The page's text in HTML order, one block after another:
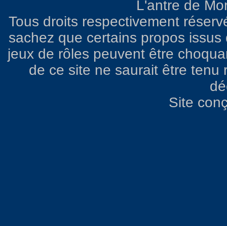
L'antre de
Tous droits respectivement
sachez que certains propos
jeux de rôles peuvent être
de ce site ne saurait être tenu
Site